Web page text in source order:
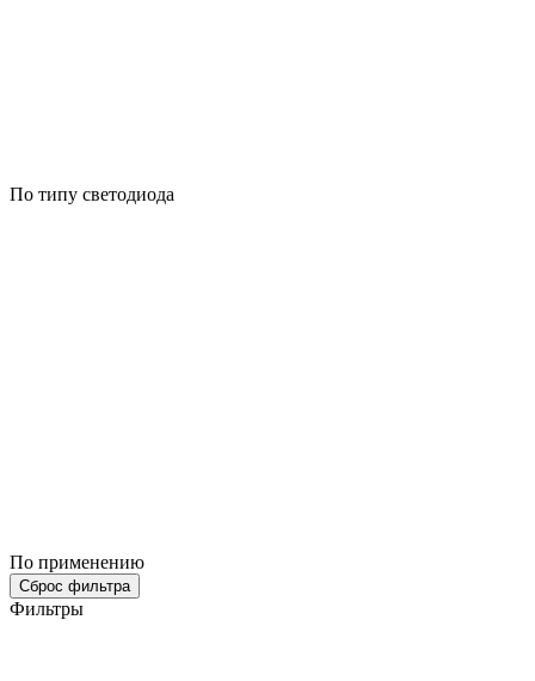
По типу светодиода
По применению
Сброс фильтра
Фильтры